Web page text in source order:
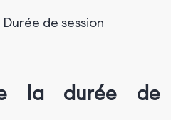
Durée de session
la durée de